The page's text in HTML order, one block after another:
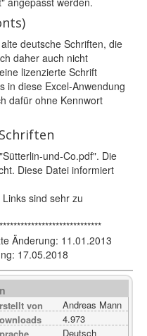
deutsche Schriften, die
daher auch nicht
lizenzierte Schrift
in diese Excel-Anwendung
dafür ohne Kennwort
und-Co.pdf". Die
Diese Datei informiert
sind sehr zu
Änderung: 11.01.2013
17.05.2018
von
Andreas Mann
4.973
Deutsch